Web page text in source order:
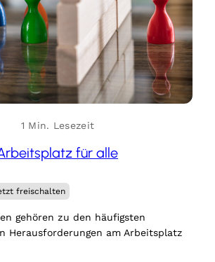
1 Min. Lesezeit
für alle
gehören zu den häufigsten
Herausforderungen am Arbeitsplatz